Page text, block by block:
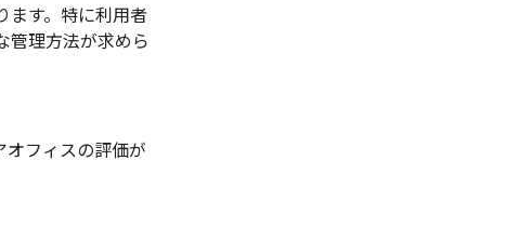
ます。特に利用者
管理方法が求めら
オフィスの評価が